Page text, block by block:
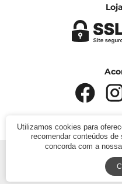
Utilizamos cookies para
recomendar conteúdos
concorda com a nossa